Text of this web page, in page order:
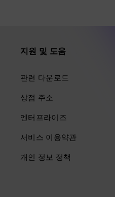
지원 및 도움
관련 다운로드
상점 주소
엔터프라이즈
서비스 이용약관
개인 정보 정책